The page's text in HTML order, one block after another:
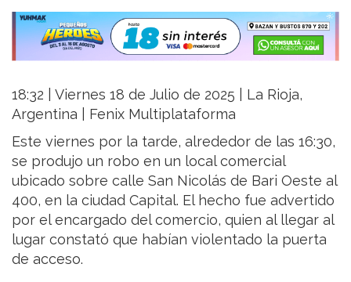
18:32 | Viernes 18 de Julio de 2025 | La Rioja,
Argentina | Fenix Multiplataforma
Este viernes por la tarde, alrededor de las 16:30,
se produjo un robo en un local comercial
ubicado sobre calle San Nicolás de Bari Oeste al
400, en la ciudad Capital. El hecho fue advertido
por el encargado del comercio, quien al llegar al
lugar constató que habían violentado la puerta
de acceso.